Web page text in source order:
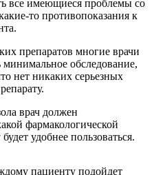
все имеющиеся проблемы со
то противопоказания к
препаратов многие врачи
обследование,
нет никаких серьезных
врач должен
фармакологической
удобнее пользоваться.
пациенту подойдет